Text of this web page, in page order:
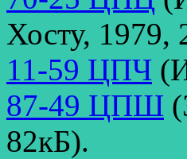
Хосту, 1979,
11-59 ЦПЧ
87-49 ЦПШ
82кБ).